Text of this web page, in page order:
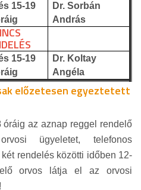
15-19
Dr. Sorbán
András
15-19
Dr. Koltay
Angéla
előzetesen egyeztetett
az aznap reggel rendelő
ügyeletet, telefonos
rendelés közötti időben 12-
orvos látja el az orvosi